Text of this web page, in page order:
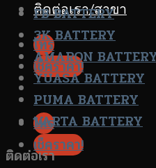
ติดต่อเรา/สาขา
โทร
เช็คราคา!
โทร
เช็คราคา!
FB BATTERY
3K BATTERY
AMARON
YUASA BATTERY
PUMA BATTERY
VARTA BATTERY
ติดต่อเรา